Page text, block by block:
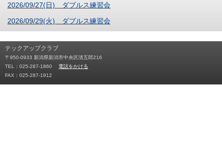
2026/09/27(日) ダブルス練習会
2026/09/29(火) ダブルス練習会
テックアップクラブ
〒950-0933 新潟県新潟市中央区清五郎216
TEL：025-287-1860 電話をかける
FAX：025-287-1912